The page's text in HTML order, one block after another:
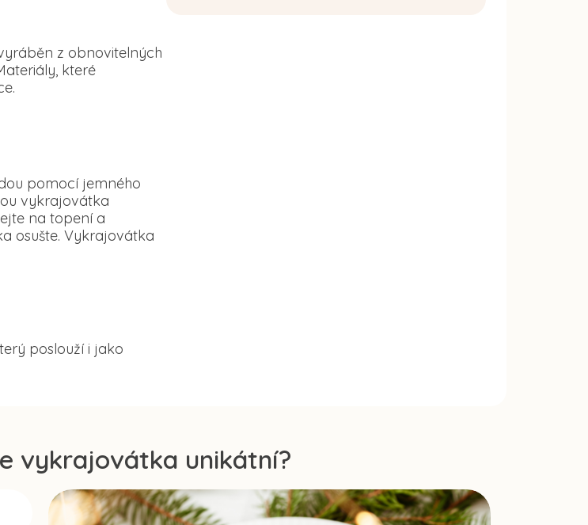
vykrajovátka unikátní?
z obnovitelných
které
pomocí jemného
vykrajovátka
na topení a
osušte. Vykrajovátka
poslouží i jako